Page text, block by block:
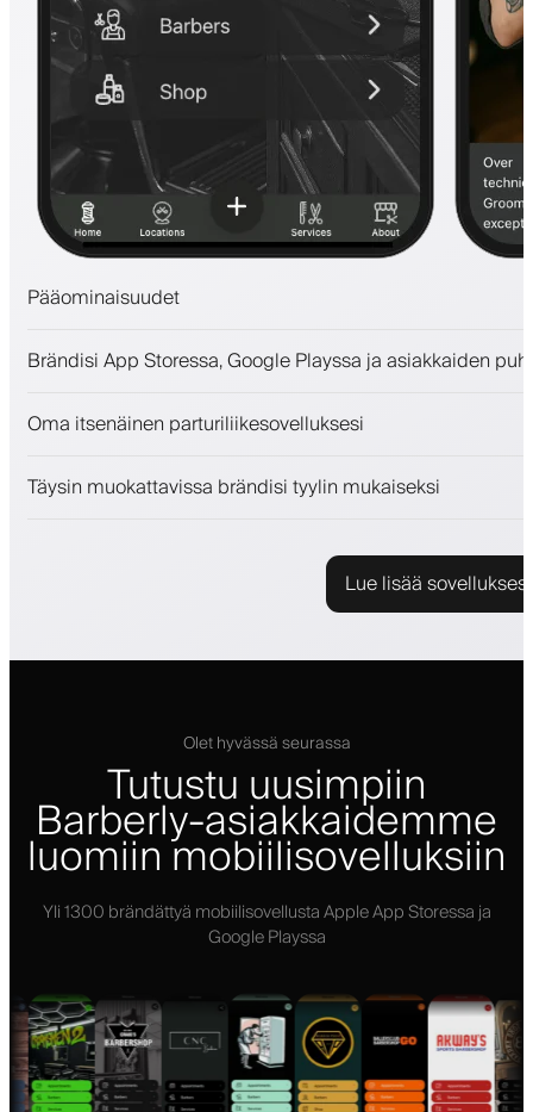
Pääominaisuudet
Maksut, vakuusmaksu
Sitouta asiakkaita kanta-asiakasohjelmalla
Brändisi App Storessa, Google Playssa ja asiakkaiden
Oma itsenäinen parturiliikesovelluksesi
Täysin muokattavissa brändisi tyylin mukaiseksi
Lue lisää
Olet hyvässä seurassa
Tutustu uusimpiin
Barberly-asiakkaidemme
luomiin mobiilisovelluksiin
Yli 1300 brändättyä mobiilisovellusta Apple App Storessa ja
Google Playssa